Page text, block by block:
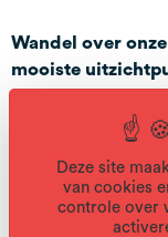
Wandel over
mooiste
Welkom in uw
verhuur van
in het dorp
Gelegen aan de
Chalets de
Deze site
van cookies
controle over